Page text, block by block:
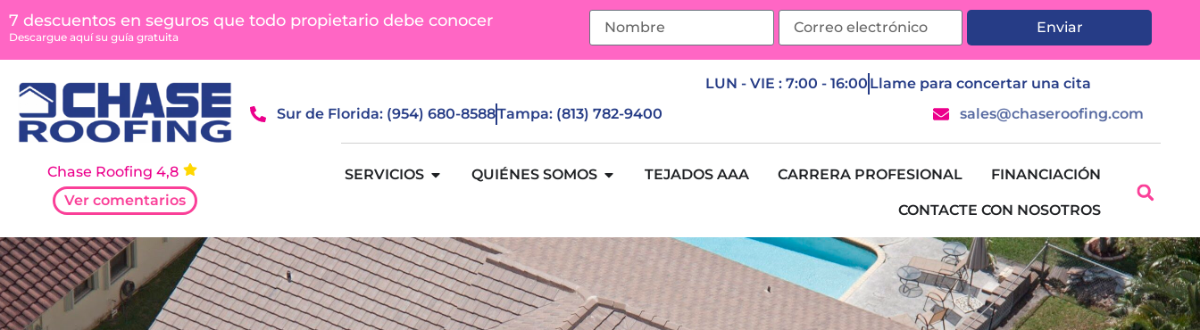
contenido
7 descuentos en seguros que todo propietario debe conocer
Descargue aquí su guía gratuita
Enviar
Chase Roofing 4,8
Ver comentarios
LUN - VIE : 7:00 - 16:00 Llame para concertar una cita
Sur de Florida: (954) 680-8588Tampa: (813) 782-9400 sales@chaseroofing.com
SERVICIOS QUIÉNES SOMOS TEJADOS AAA CARRERA PROFESIONAL FINANCIACIÓN
CONTACTE CON NOSOTROS